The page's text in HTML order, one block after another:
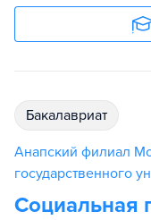
бакалавриат
Анапский филиал
государственного
Социальная